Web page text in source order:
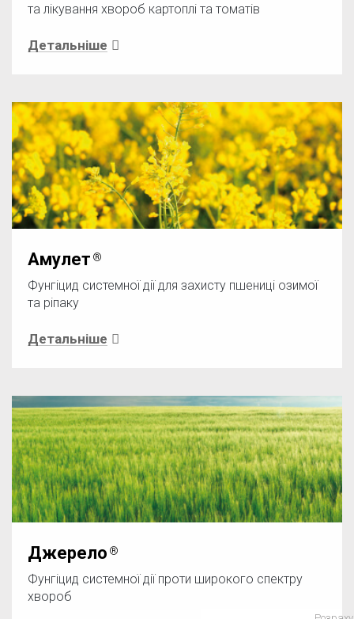
та лікування хвороб картоплі та томатів
Детальніше
Амулет
Фунгіцид системної дії для захисту пшениці озимої
та ріпаку
Детальніше
Джерело
Фунгіцид системної дії проти широкого спектру
хвороб